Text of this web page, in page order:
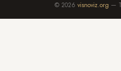
© 2026 visnoviz.org —